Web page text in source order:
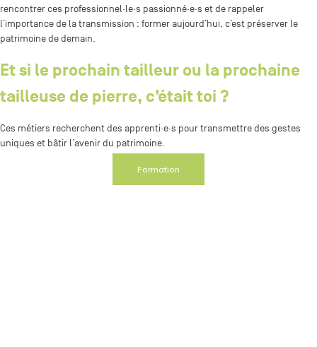
rencontrer ces professionnel·le·s passionné·e·s et de rappeler
l’importance de la transmission : former aujourd’hui, c’est préserver le
patrimoine de demain.
Et si le prochain tailleur ou la prochaine
tailleuse de pierre, c’était toi ?
Ces métiers recherchent des apprenti·e·s pour transmettre des gestes
uniques et bâtir l’avenir du patrimoine.
Formation